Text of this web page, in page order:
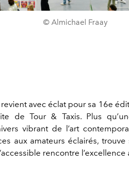
© Almichael Fraay
avec éclat pour sa 16e
de Tour & Taxis. Plus
vibrant de l’art
aux amateurs éclairés,
rencontre l’excellence